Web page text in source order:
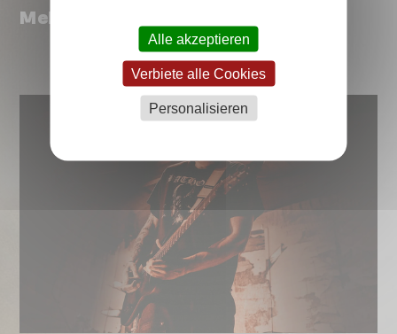
Alle akzeptieren
Verbiete alle Cookies
Personalisieren
Mehr ROCKBOARD Artists